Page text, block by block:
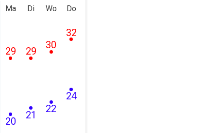
Ma
20
29
Di
21
29
Wo
22
30
Do
24
32